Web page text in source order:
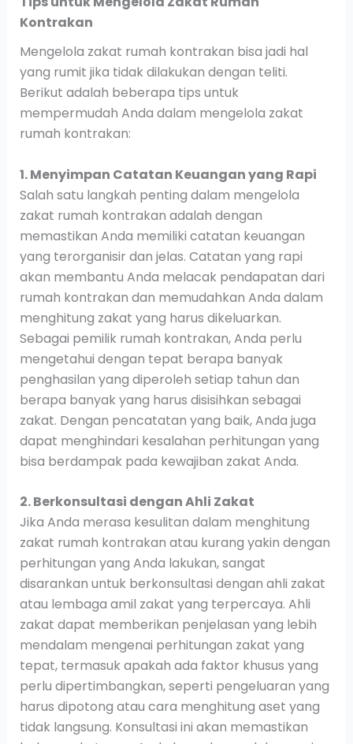
Kontrakan
Mengelola zakat rumah kontrakan bisa jadi hal
yang rumit jika tidak dilakukan dengan teliti.
Berikut adalah beberapa tips untuk
mempermudah Anda dalam mengelola zakat
rumah kontrakan:
1. Menyimpan Catatan Keuangan yang Rapi
Salah satu langkah penting dalam mengelola
zakat rumah kontrakan adalah dengan
memastikan Anda memiliki catatan keuangan
yang terorganisir dan jelas. Catatan yang rapi
akan membantu Anda melacak pendapatan dari
rumah kontrakan dan memudahkan Anda dalam
menghitung zakat yang harus dikeluarkan.
Sebagai pemilik rumah kontrakan, Anda perlu
mengetahui dengan tepat berapa banyak
penghasilan yang diperoleh setiap tahun dan
berapa banyak yang harus disisihkan sebagai
zakat. Dengan pencatatan yang baik, Anda juga
dapat menghindari kesalahan perhitungan yang
bisa berdampak pada kewajiban zakat Anda.
2. Berkonsultasi dengan Ahli Zakat
Jika Anda merasa kesulitan dalam menghitung
zakat rumah kontrakan atau kurang yakin dengan
perhitungan yang Anda lakukan, sangat
disarankan untuk berkonsultasi dengan ahli zakat
atau lembaga amil zakat yang terpercaya. Ahli
zakat dapat memberikan penjelasan yang lebih
mendalam mengenai perhitungan zakat yang
tepat, termasuk apakah ada faktor khusus yang
perlu dipertimbangkan, seperti pengeluaran yang
harus dipotong atau cara menghitung aset yang
tidak langsung. Konsultasi ini akan memastikan